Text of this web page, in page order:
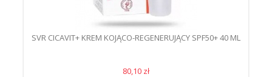
SVR CICAVIT+ KREM KOJĄCO-REGENERUJĄCY SPF50+ 40 ML
80,10 zł